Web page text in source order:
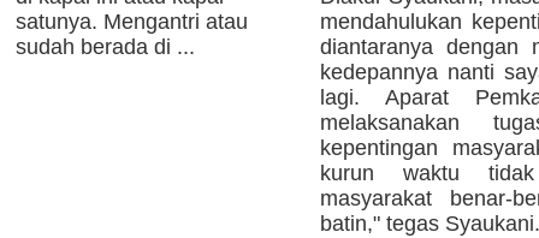
satunya. Mengantri atau
sudah berada di ...
mendahulukan
diantaranya dengan
kedepannya nanti
lagi. Aparat
melaksanakan
kepentingan
kurun waktu
masyarakat benar-
batin," tegas Syaukani.